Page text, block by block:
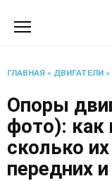
ГЛАВНАЯ » ДВИГАТЕЛИ »
Опоры
фото): как
сколько
передних